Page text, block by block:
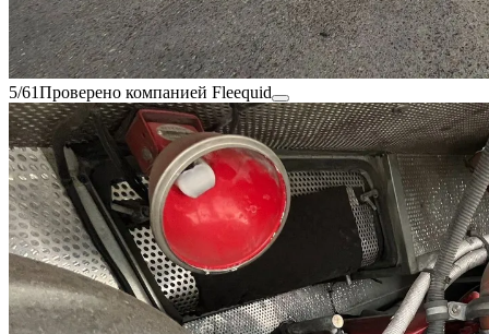
5/61Проверено компанией Fleequid